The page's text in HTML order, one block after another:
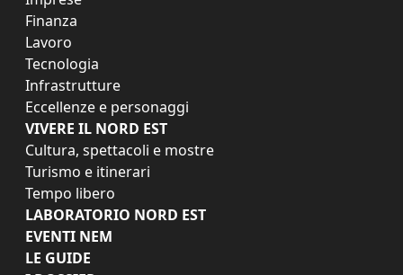
Finanza
Lavoro
Tecnologia
Infrastrutture
Eccellenze e personaggi
VIVERE IL NORD EST
Cultura, spettacoli e mostre
Turismo e itinerari
Tempo libero
LABORATORIO NORD EST
EVENTI NEM
LE GUIDE